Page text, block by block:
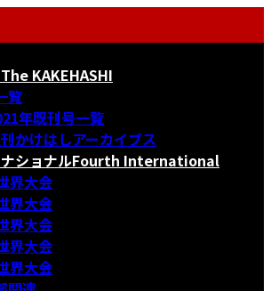
The KAKEHASHI
覧
年既刊号一覧
かけはしアーカイブス
ショナルFourth International
界大会
界大会
界大会
界大会
界大会